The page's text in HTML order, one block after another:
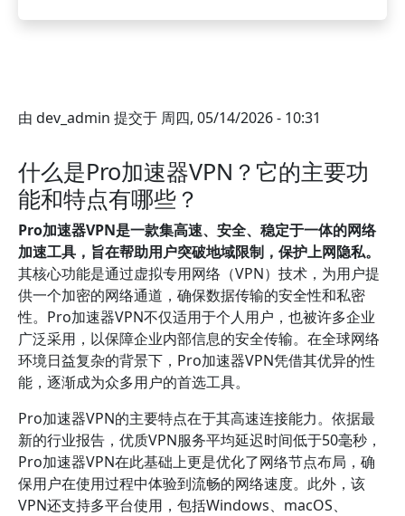
由 dev_admin 提交于 周四, 05/14/2026 - 10:31
什么是Pro加速器VPN？它的主要功
能和特点有哪些？
Pro加速器VPN是一款集高速、安全、稳定于一体的网络
加速工具，旨在帮助用户突破地域限制，保护上网隐私。
其核心功能是通过虚拟专用网络（VPN）技术，为用户提
供一个加密的网络通道，确保数据传输的安全性和私密
性。Pro加速器VPN不仅适用于个人用户，也被许多企业
广泛采用，以保障企业内部信息的安全传输。在全球网络
环境日益复杂的背景下，Pro加速器VPN凭借其优异的性
能，逐渐成为众多用户的首选工具。
Pro加速器VPN的主要特点在于其高速连接能力。依据最
新的行业报告，优质VPN服务平均延迟时间低于50毫秒，
Pro加速器VPN在此基础上更是优化了网络节点布局，确
保用户在使用过程中体验到流畅的网络速度。此外，该
VPN还支持多平台使用，包括Windows、macOS、